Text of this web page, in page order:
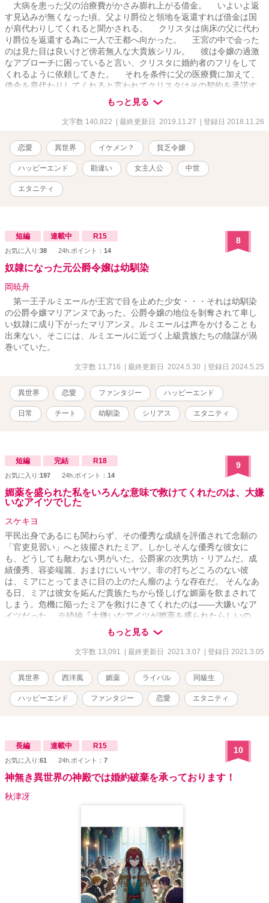
大病を患った父の治療費がかさみ膨れ上がる借金。 いよいよ返
す見込みが無くなった頃。父より爵位と領地を返還すれば借金は国
が肩代わりしてくれると聞かされる。 クリスタは病床の父に代わ
り爵位を返還する為に一人で王都へ向かった。 王宮の中で会った
のは見た目は良いけど傍若無人な大貴族シリル。 彼は令嬢の過激
なアプローチに困っていると言い、クリスタに婚約者のフリをして
くれるように依頼してきた。 それを条件に父の医療費に加えて、
借金を肩代わりしてくれると言われてクリスタはその契約を承諾す
る。 赤貧令嬢クリスタと大貴族シリルのお話です。
もっと見る
文字数 140,822 | 最終更新日 2019.11.27 | 登録日 2018.11.26
恋愛 異世界 イケメン？ 貧乏令嬢
ハッピーエンド 勘違い 女主人公 中世
エタニティ
短編 連載中 R15
お気に入り:38 24h.ポイント： 14
8
奴隷になった元公爵令嬢は幼馴染
岡暁舟
第一王子ルミエールが王宮で目を止めた少女・・・それは幼馴染
の公爵令嬢マリアンヌであった。公爵令嬢の地位を剝奪されて卑し
い奴隷に成り下がったマリアンヌ。ルミエールは声をかけることも
出来ない。そこには、ルミエールに近づく上級貴族たちの陰謀が渦
巻いていた。
文字数 11,716 | 最終更新日 2024.5.30 | 登録日 2024.5.25
異世界 恋愛 ファンタジー ハッピーエンド
日常 チート 幼馴染 シリアス エタニティ
短編 完結 R18
お気に入り:197 24h.ポイント： 14
9
媚薬を盛られた私をいろんな意味で救けてくれたのは、大嫌
いなアイツでした
スケキヨ
平民出身であるにも関わらず、その優秀な成績を評価されて念願の
「官吏見習い」へと抜擢されたミア。しかしそんな優秀な彼女に
も、どうしても敵わない男がいた。公爵家の次男坊・リアムだ。成
績優秀、容姿端麗、おまけにいいヤツ。非の打ちどころのない彼
は、ミアにとってまさに目の上のたん瘤のような存在だ。 そんなあ
る日、ミアは彼女を妬んだ貴族たちから怪しげな媚薬を飲まされて
しまう。危機に陥ったミアを救けにきてくれたのは――大嫌いなア
イツだった。 ※続編『大嫌いなアイツが媚薬を盛られたらしいの
で、不本意ながらカラダを張って救けてあげます』もありますの
で、よかったらご覧ください。 ※他サイトにも掲載しています。
もっと見る
文字数 13,091 | 最終更新日 2021.3.07 | 登録日 2021.3.05
異世界 西洋風 媚薬 ライバル 同級生
ハッピーエンド ファンタジー 恋愛 エタニティ
長編 連載中 R15
お気に入り:61 24h.ポイント： 7
10
神無き異世界の神殿では婚約破棄を承っております！
秋津冴